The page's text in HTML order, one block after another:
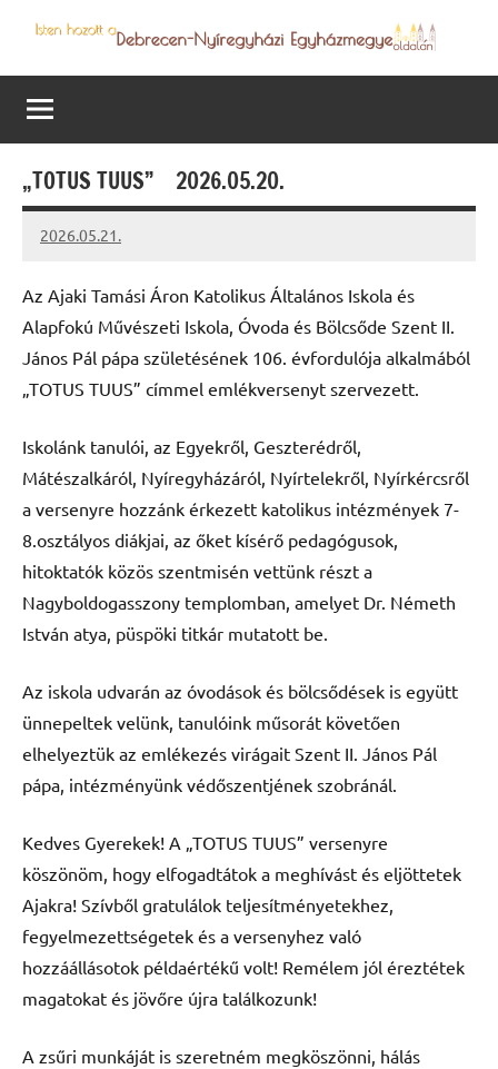
content
Debrecen-
Nyíregyházi
Egyházmegye
programjai
„TOTUS TUUS” 2026.05.20.
2026.05.21.
Leiszt
Az Ajaki Tamási Áron Katolikus Általános Iskola és
Alapfokú Művészeti Iskola, Óvoda és Bölcsőde Szent II.
János Pál pápa születésének 106. évfordulója alkalmából
„TOTUS TUUS” címmel emlékversenyt szervezett.
Iskolánk tanulói, az Egyekről, Geszterédről,
Mátészalkáról, Nyíregyházáról, Nyírtelekről, Nyírkércsről
a versenyre hozzánk érkezett katolikus intézmények 7-
8.osztályos diákjai, az őket kísérő pedagógusok,
hitoktatók közös szentmisén vettünk részt a
Nagyboldogasszony templomban, amelyet Dr. Németh
István atya, püspöki titkár mutatott be.
Az iskola udvarán az óvodások és bölcsődések is együtt
ünnepeltek velünk, tanulóink műsorát követően
elhelyeztük az emlékezés virágait Szent II. János Pál
pápa, intézményünk védőszentjének szobránál.
Kedves Gyerekek! A „TOTUS TUUS” versenyre
köszönöm, hogy elfogadtátok a meghívást és eljöttetek
Ajakra! Szívből gratulálok teljesítményetekhez,
fegyelmezettségetek és a versenyhez való
hozzáállásotok példaértékű volt! Remélem jól éreztétek
magatokat és jövőre újra találkozunk!
A zsűri munkáját is szeretném megköszönni, hálás